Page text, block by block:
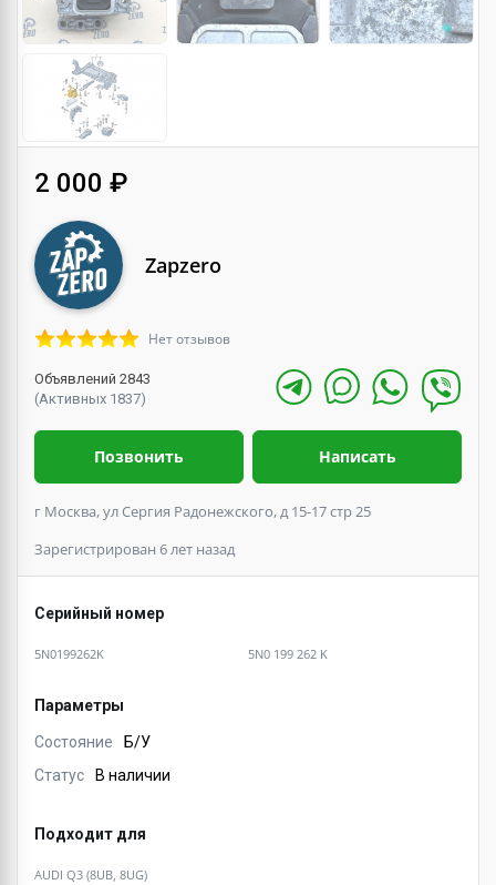
2 000 ₽
Zapzero
Нет отзывов
Объявлений 2843
(Активных 1837)
Позвонить Написать
г Москва, ул Сергия Радонежского, д 15-17 стр 25
Зарегистрирован 6 лет назад
Серийный номер
5N0199262K 5N0 199 262 K
Параметры
Состояние
Б/У
Статус
В наличии
Подходит для
AUDI Q3 (8UB, 8UG)